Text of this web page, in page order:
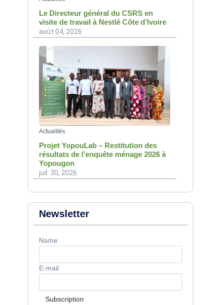
Le Directeur général du CSRS en
visite de travail à Nestlé Côte d’Ivoire
août 04, 2026
Actualités
Projet YopouLab – Restitution des
résultats de l’enquête ménage 2026 à
Yopougon
juil. 30, 2026
Newsletter
Name
E-mail
Subscription